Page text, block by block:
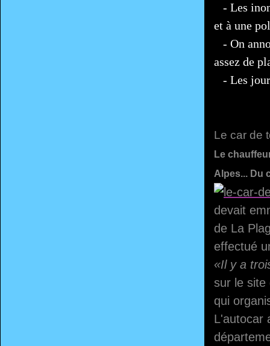
- Les
et à une
- On
assez de
- Les
Le car de
Le
Alpes... Du
devait
de La
effectué
«Il y a
sur le site
qui
L'autocar